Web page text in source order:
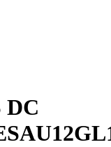
DC